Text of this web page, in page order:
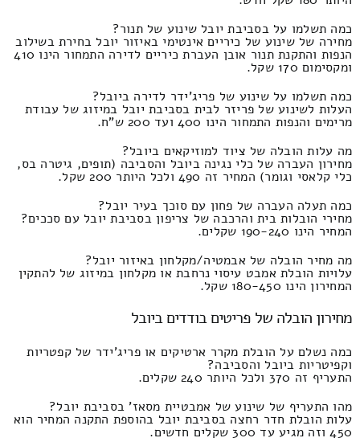
כמה תשלמו על בסביבת יובל שינוע של תנור?
מחירה של שינוע של כיריים אינטימי באיזור יובל בחירת בשילוב
הנפות והתקנת תנור אובן העברת כיריים לדירה התמחור הינו 410
ומקסימום 170 שקל.
כמה תשלמו על שינוע של פריג'ידר לדירה ביובל?
העלות לשינוע של פריזר לבית בסביבת יובל במיזוג של עבודת
מרימים והנפות התמחור הינו 400 ועד 200 ש"ח.
מה עלות הובלה של ציוד למוזיקאים ביובל?
מחירון העברה של כלי נגינה ביובל והסביבה (תופים, גיטרה בס,
כלי קלאסי וגומר) המחיר זה 490 ולכל היותר 200 שקל.
כמה תעלה העברה של פחון עם סוכך בעיר יובל?
מחירי הובלות בית והרכבה של צריפון בסביבת יובל עם סככים?
המחיר הינו 190-240 שקלים.
מה מחיר הובלה של אבמטיה/מקלחון באיזור יובל?
עלויות הובלת אמבט עיסוי נרחבת או מקלחון במיזוג של להתקין
המחירון הינו 180-450 שקל.
מחירון הובלה של פריטים בודדים ביובל
כמה נשלם על הובלת מקרר ארטיקים או פריג'ידר של קפטריות
וקפיטריות ביובל והסביבה?
התעריף זה 370 ולכל היותר 240 שקלים.
מהו התעריף של שינוע של אמבטיית מסאז' בסביבת יובל?
עלות הובלת חדר רחצה בסביבת יובל בהוספת התקנה המחיר הוא
450 וזה מגיע עד 300 שקלים חדשים.